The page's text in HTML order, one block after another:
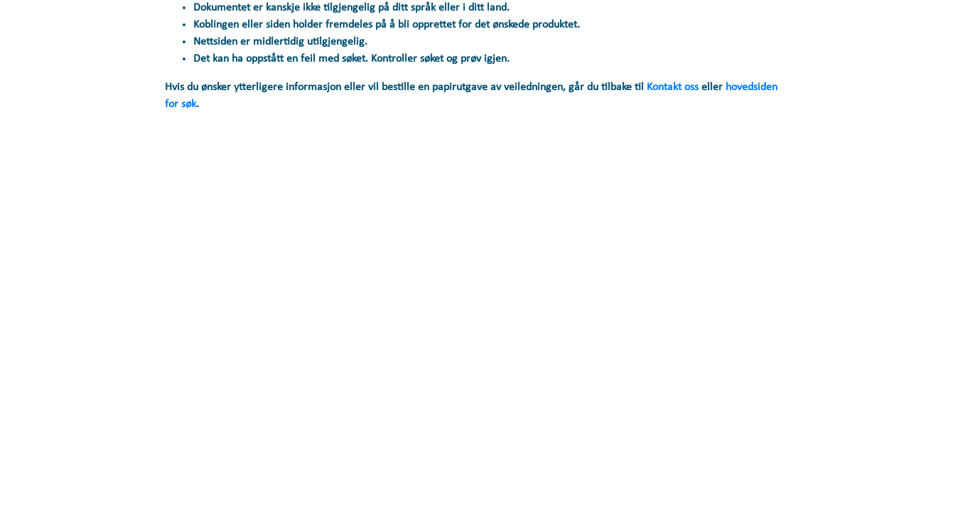
Dokumentet er kanskje ikke tilgjengelig på ditt språk eller i ditt land.
Koblingen eller siden holder fremdeles på å bli opprettet for det ønskede produktet.
Nettsiden er midlertidig utilgjengelig.
Det kan ha oppstått en feil med søket. Kontroller søket og prøv igjen.
Hvis du ønsker ytterligere informasjon eller vil bestille en papirutgave av veiledningen, går du tilbake til Kontakt osseller hovedsiden
for søk.